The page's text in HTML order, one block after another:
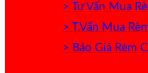
> Tư Vấn Mua
> T.Vấn Mua
> Báo Giá Rèm